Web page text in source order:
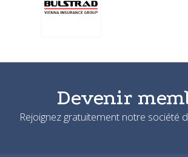
Devenir
Rejoignez gratuitement notre société